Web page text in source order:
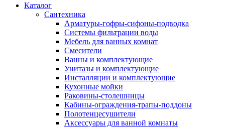
Каталог
Сантехника
Арматуры-гофры-сифоны-подводка
Системы фильтрации воды
Мебель для ванных комнат
Смесители
Ванны и комплектующие
Унитазы и комплектующие
Инсталляции и комплектующие
Кухонные мойки
Раковины-столешницы
Кабины-ограждения-трапы-поддоны
Полотенцесушители
Аксессуары для ванной комнаты